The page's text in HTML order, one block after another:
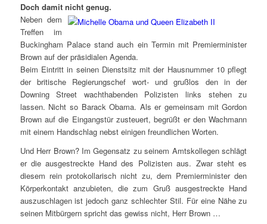
Doch damit nicht genug.
Neben dem
Treffen im
Buckingham Palace stand auch ein Termin mit Premierminister
Brown auf der präsidialen Agenda.
Beim Eintritt in seinen Dienstsitz mit der Hausnummer 10 pflegt
der britische Regierungschef wort- und grußlos den in der
Downing Street wachthabenden Polizisten links stehen zu
lassen. Nicht so Barack Obama. Als er gemeinsam mit Gordon
Brown auf die Eingangstür zusteuert, begrüßt er den Wachmann
mit einem Handschlag nebst einigen freundlichen Worten.
Und Herr Brown? Im Gegensatz zu seinem Amtskollegen schlägt
er die ausgestreckte Hand des Polizisten aus. Zwar steht es
diesem rein protokollarisch nicht zu, dem Premierminister den
Körperkontakt anzubieten, die zum Gruß ausgestreckte Hand
auszuschlagen ist jedoch ganz schlechter Stil. Für eine Nähe zu
seinen Mitbürgern spricht das gewiss nicht, Herr Brown …